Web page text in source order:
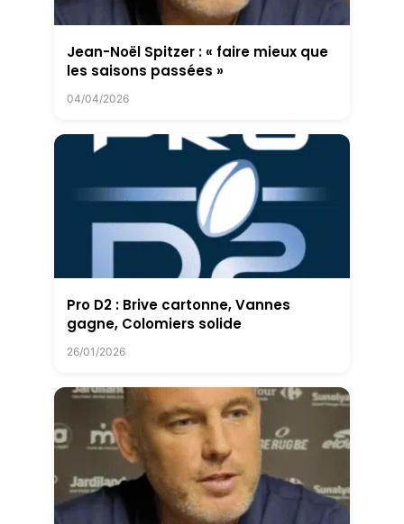
Jean-Noël Spitzer : « faire mieux que
les saisons passées »
04/04/2026
Pro D2 : Brive cartonne, Vannes
gagne, Colomiers solide
26/01/2026